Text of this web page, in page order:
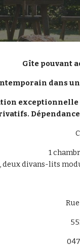
Gîte pouvant
dans
exceptionnelle
1
deux divans-lits